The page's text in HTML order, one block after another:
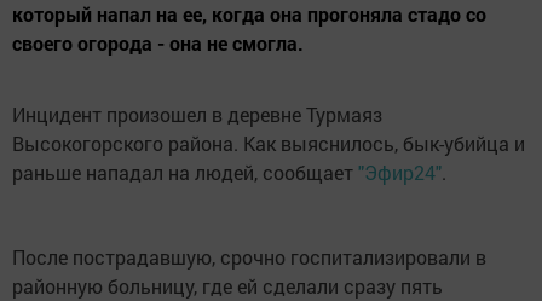
который напал на ее, когда она прогоняла стадо со
своего огорода - она не смогла.
Инцидент произошел в деревне Турмаяз
Высокогорского района. Как выяснилось, бык-убийца и
раньше нападал на людей, сообщает "Эфир24".
После пострадавшую, срочно госпитализировали в
районную больницу, где ей сделали сразу пять